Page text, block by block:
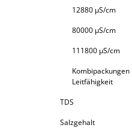
12880 µS/cm
80000 µS/cm
111800 µS/cm
Kombipackungen
Leitfähigkeit
TDS
Salzgehalt